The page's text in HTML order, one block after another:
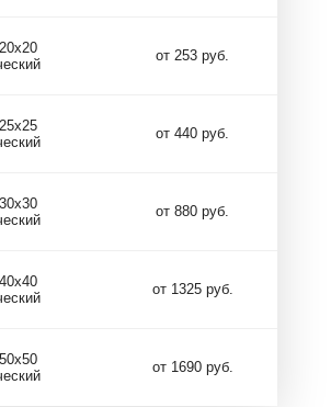
от 253 руб.
от 440 руб.
от 880 руб.
от 1325 руб.
от 1690 руб.